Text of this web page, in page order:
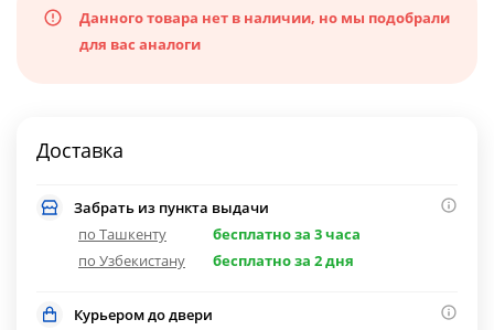
Данного товара нет в наличии, но мы подобрали
для вас аналоги
Доставка
Забрать из пункта выдачи
по Ташкенту
бесплатно за 3 часа
по Узбекистану
бесплатно за 2 дня
Курьером до двери